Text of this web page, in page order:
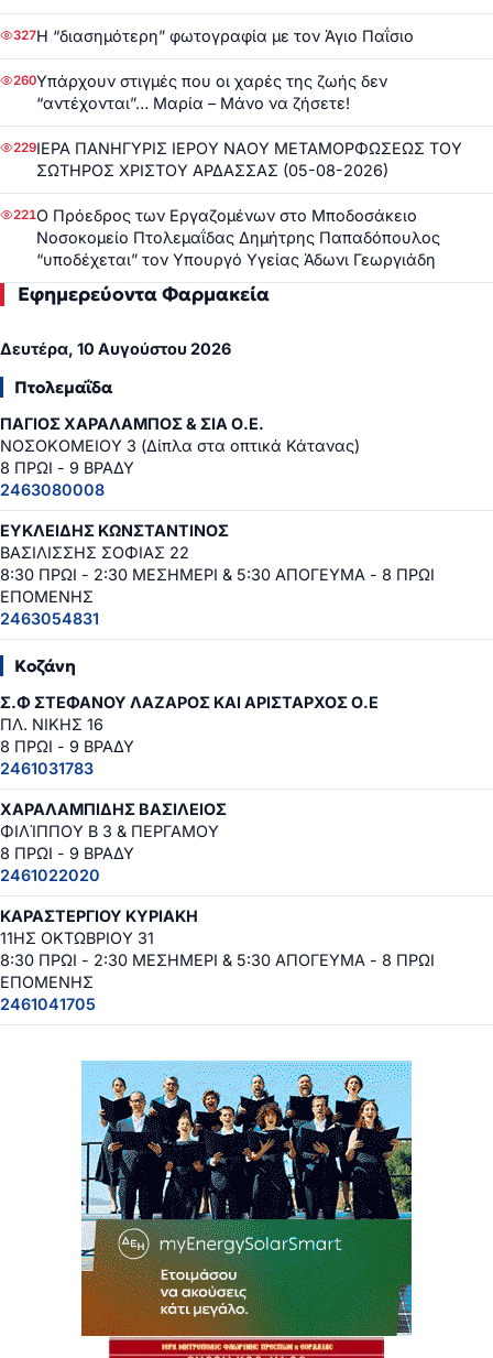
327Η “διασημότερη” φωτογραφία με τον Άγιο Παΐσιο
260Υπάρχουν στιγμές που οι χαρές της ζωής δεν
“αντέχονται”… Μαρία – Μάνο να ζήσετε!
229ΙΕΡΑ ΠΑΝΗΓΥΡΙΣ ΙΕΡΟΥ ΝΑΟΥ ΜΕΤΑΜΟΡΦΩΣΕΩΣ ΤΟΥ
ΣΩΤΗΡΟΣ ΧΡΙΣΤΟΥ ΑΡΔΑΣΣΑΣ (05-08-2026)
221Ο Πρόεδρος των Εργαζομένων στο Μποδοσάκειο
Νοσοκομείο Πτολεμαΐδας Δημήτρης Παπαδόπουλος
“υποδέχεται” τον Υπουργό Υγείας Άδωνι Γεωργιάδη
Εφημερεύοντα Φαρμακεία
Δευτέρα, 10 Αυγούστου 2026
Πτολεμαΐδα
ΠΑΓΙΟΣ ΧΑΡΑΛΑΜΠΟΣ & ΣΙΑ Ο.Ε.
ΝΟΣΟΚΟΜΕΙΟΥ 3 (Δίπλα στα οπτικά Κάτανας)
8 ΠΡΩΙ - 9 ΒΡΑΔΥ
2463080008
ΕΥΚΛΕΙΔΗΣ ΚΩΝΣΤΑΝΤΙΝΟΣ
ΒΑΣΙΛΙΣΣΗΣ ΣΟΦΙΑΣ 22
8:30 ΠΡΩΙ - 2:30 ΜΕΣΗΜΕΡΙ & 5:30 ΑΠΟΓΕΥΜΑ - 8 ΠΡΩΙ
ΕΠΟΜΕΝΗΣ
2463054831
Κοζάνη
Σ.Φ ΣΤΕΦΑΝΟΥ ΛΑΖΑΡΟΣ ΚΑΙ ΑΡΙΣΤΑΡΧΟΣ Ο.Ε
ΠΛ. ΝΙΚΗΣ 16
8 ΠΡΩΙ - 9 ΒΡΑΔΥ
2461031783
ΧΑΡΑΛΑΜΠΙΔΗΣ ΒΑΣΙΛΕΙΟΣ
ΦΙΛΊΠΠΟΥ Β 3 & ΠΕΡΓΑΜΟΥ
8 ΠΡΩΙ - 9 ΒΡΑΔΥ
2461022020
ΚΑΡΑΣΤΕΡΓΙΟΥ ΚΥΡΙΑΚΗ
11ΗΣ ΟΚΤΩΒΡΙΟΥ 31
8:30 ΠΡΩΙ - 2:30 ΜΕΣΗΜΕΡΙ & 5:30 ΑΠΟΓΕΥΜΑ - 8 ΠΡΩΙ
ΕΠΟΜΕΝΗΣ
2461041705